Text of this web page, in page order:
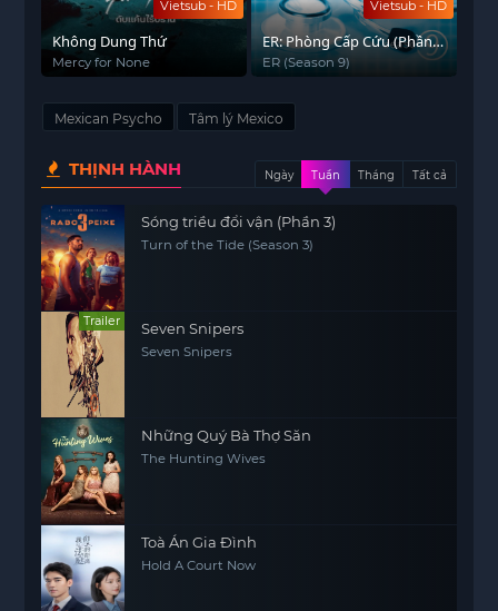
Vietsub - HD
Không Dung Thứ
Mercy for None
Vietsub - HD
ER: Phòng Cấp Cứu (Phần
9)
ER (Season 9)
Mexican Psycho Tâm lý Mexico
THỊNH HÀNH Ngày Tuần Tháng Tất cả
Sóng triều đổi vận (Phần 3)
Turn of the Tide (Season 3)
Trailer Seven Snipers
Seven Snipers
Những Quý Bà Thợ Săn
The Hunting Wives
Toà Án Gia Đình
Hold A Court Now